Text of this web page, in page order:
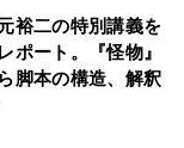
裕二の特別講義を
ポート。『怪物』
脚本の構造、解釈